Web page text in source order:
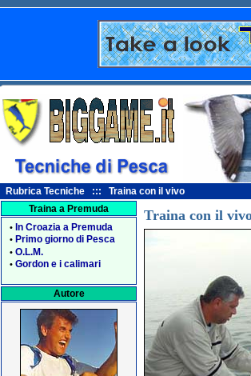
Rubrica Tecniche ::: Traina con il vivo
Traina a Premuda
• In Croazia a Premuda
• Primo giorno di Pesca
• O.L.M.
• Gordon e i calimari
Autore
Traina con il